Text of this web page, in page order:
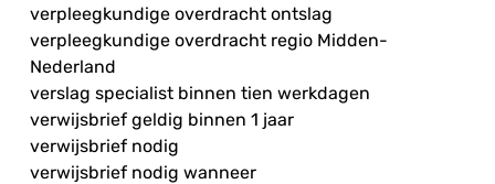
verpleegkundige overdracht ontslag
verpleegkundige overdracht regio Midden-
Nederland
verslag specialist binnen tien werkdagen
verwijsbrief geldig binnen 1 jaar
verwijsbrief nodig
verwijsbrief nodig wanneer